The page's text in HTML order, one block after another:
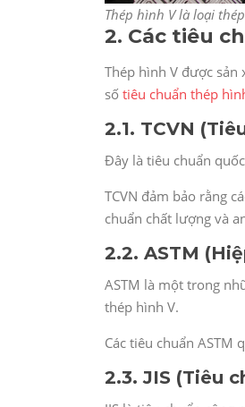
Thép hình V là loại
2. Các tiêu
Thép hình V được
số tiêu chuẩn thép
2.1. TCVN
Đây là tiêu chuẩn
TCVN đảm bảo rằng
chuẩn chất lượng và
2.2. ASTM
ASTM là một trong
thép hình V.
Các tiêu chuẩn ASTM
2.3. JIS (Tiêu